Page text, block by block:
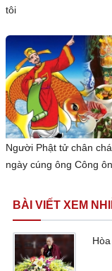
tôi
Người Phật tử chân
ngày cúng ông Công
BÀI VIẾT XEM